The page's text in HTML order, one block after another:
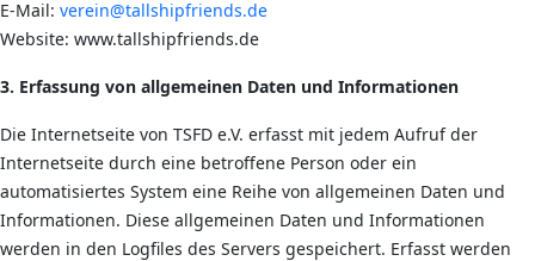
E-Mail: verein@tallshipfriends.de
Website: www.tallshipfriends.de
3. Erfassung von allgemeinen Daten und Informationen
Die Internetseite von TSFD e.V. erfasst mit jedem Aufruf der
Internetseite durch eine betroffene Person oder ein
automatisiertes System eine Reihe von allgemeinen Daten und
Informationen. Diese allgemeinen Daten und Informationen
werden in den Logfiles des Servers gespeichert. Erfasst werden